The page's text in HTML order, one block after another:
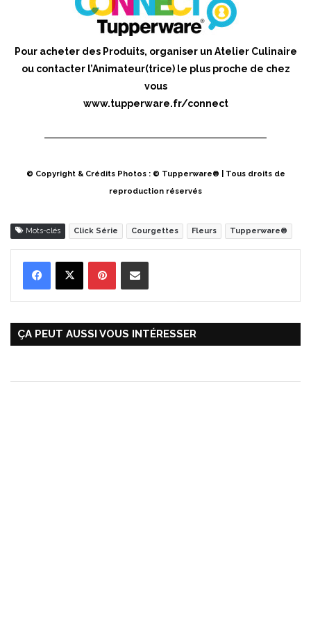
Pour acheter des Produits, organiser un Atelier Culinaire
ou contacter l’Animateur(trice) le plus proche de chez
vous
www.tupperware.fr/connect
© Copyright & Crédits Photos : © Tupperware® | Tous droits de
reproduction réservés
Mots-clés Click Série Courgettes Fleurs Tupperware®
ÇA PEUT AUSSI VOUS INTÉRESSER